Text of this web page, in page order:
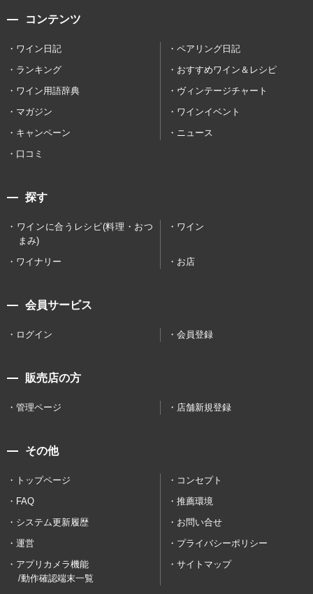
コンテンツ
ワイン日記
ペアリング日記
ランキング
おすすめワイン＆レシピ
ワイン用語辞典
ヴィンテージチャート
マガジン
ワインイベント
キャンペーン
ニュース
口コミ
探す
ワインに合うレシピ(料理・おつ
まみ)
ワイン
ワイナリー お店
会員サービス
ログイン 会員登録
販売店の方
管理ページ 店舗新規登録
その他
トップページ
コンセプト
FAQ
推薦環境
システム更新履歴
お問い合せ
運営
プライバシーポリシー
アプリカメラ機能
/動作確認端末一覧
サイトマップ